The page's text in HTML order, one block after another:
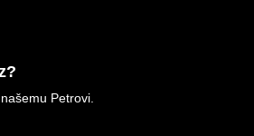
Petrovi.